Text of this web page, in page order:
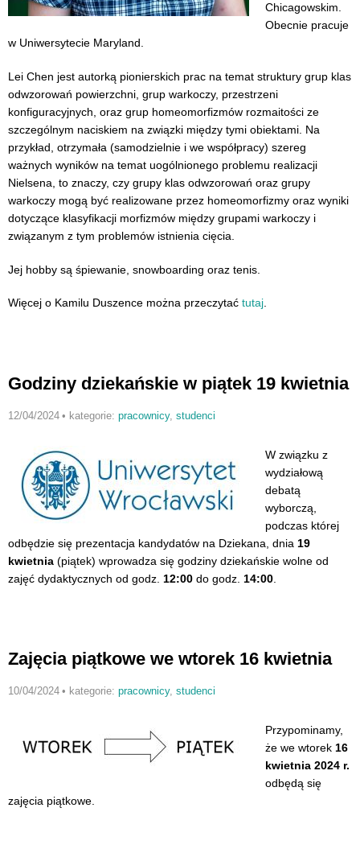
Chicagowskim.
Obecnie pracuje
w Uniwersytecie Maryland.
Lei Chen jest autorką pionierskich prac na temat struktury grup klas
odwzorowań powierzchni, grup warkoczy, przestrzeni
konfiguracyjnych, oraz grup homeomorfizmów rozmaitości ze
szczególnym naciskiem na związki między tymi obiektami. Na
przykład, otrzymała (samodzielnie i we współpracy) szereg
ważnych wyników na temat uogólnionego problemu realizacji
Nielsena, to znaczy, czy grupy klas odwzorowań oraz grupy
warkoczy mogą być realizowane przez homeomorfizmy oraz wyniki
dotyczące klasyfikacji morfizmów między grupami warkoczy i
związanym z tym problemów istnienia cięcia.
Jej hobby są śpiewanie, snowboarding oraz tenis.
Więcej o Kamilu Duszence można przeczytać tutaj
Godziny dziekańskie w piątek 19 kwietnia
12/04/2024 • kategorie: pracownicy, studenci
W związku z
wydziałową
debatą
wyborczą,
podczas której
odbędzie się prezentacja kandydatów na Dziekana, dnia 19
kwietnia (piątek) wprowadza się godziny dziekańskie wolne od
zajęć dydaktycznych od godz. 12:00 do godz. 14:00
Zajęcia piątkowe we wtorek 16 kwietnia
10/04/2024 • kategorie: pracownicy, studenci
Przypominamy,
że we wtorek 16
kwietnia 2024 r.
odbędą się
zajęcia piątkowe.